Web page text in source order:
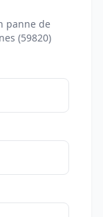
panne de
(59820)